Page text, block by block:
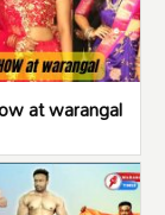
at warangal